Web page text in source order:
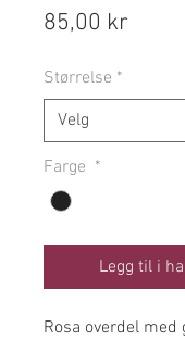
85,00 kr
Størrelse *
Farge *
Legg til i
Rosa overdel